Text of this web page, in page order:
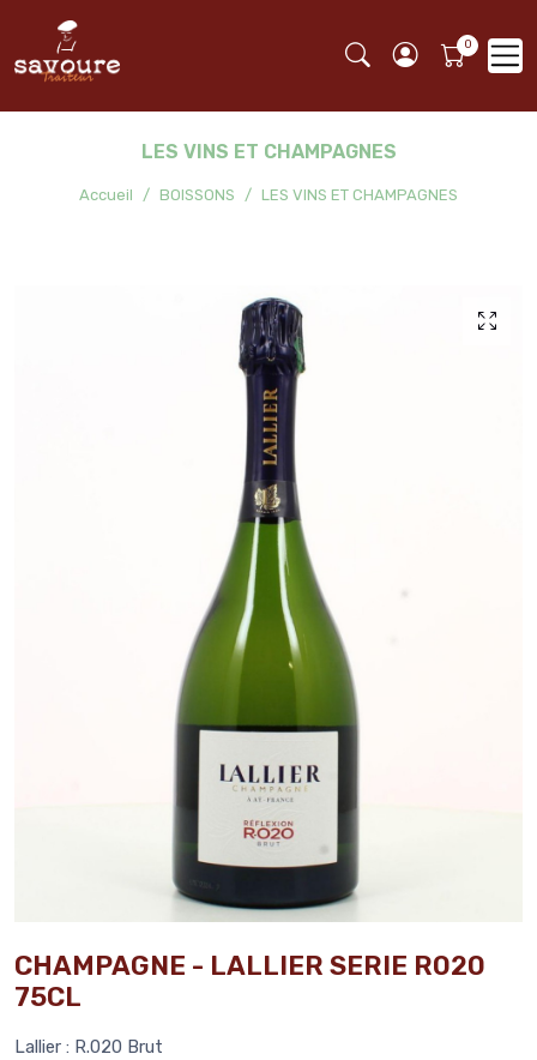
LES VINS ET CHAMPAGNES
Accueil BOISSONS LES VINS ET CHAMPAGNES
CHAMPAGNE - LALLIER SERIE R020
75CL
Lallier : R.020 Brut